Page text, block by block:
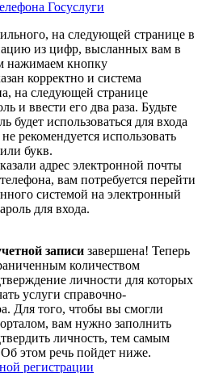
на следующей странице в
из цифр, высланных вам в
нажимаем кнопку
корректно и система
на следующей странице
и ввести его два раза. Будьте
использоваться для входа
рекомендуется использовать
букв.
адрес электронной почты
вам потребуется перейти
системой на электронный
для входа.
записи завершена! Теперь
количеством
личности для которых
услуги справочно-
Для того, чтобы вы смогли
вам нужно заполнить
личность, тем самым
этом речь пойдет ниже.